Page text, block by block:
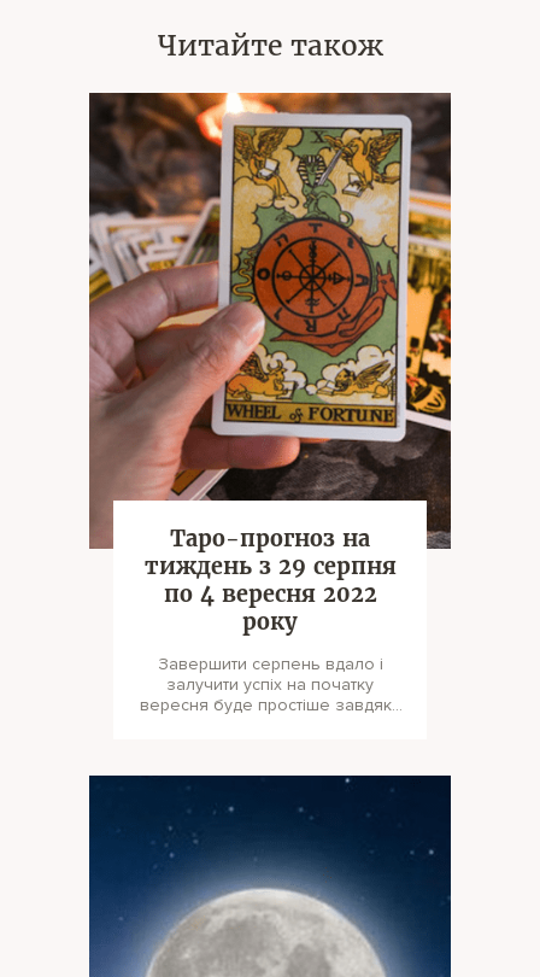
Читайте також
Таро-прогноз на
тиждень з 29 серпня
по 4 вересня 2022
року
Завершити серпень вдало і
залучити успіх на початку
вересня буде простіше завдяки